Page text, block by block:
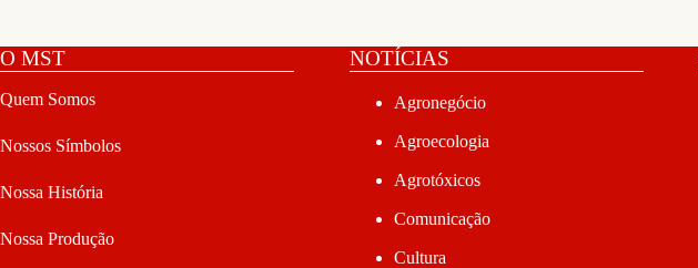
O MST
Quem Somos
Nossos Símbolos
Nossa História
Nossa Produção
NOTÍCIAS
Agronegócio
Agroecologia
Agrotóxicos
Comunicação
Cultura